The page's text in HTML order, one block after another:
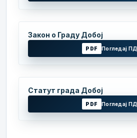
Закон о Граду Добој
PDF Погледај
Статут града Добој
PDF Погледај